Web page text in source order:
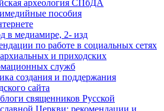
археология СПбДА
пособия
в медиамире, 2- изд
по работе в социальных сетях
и приходских
служб
создания и поддержания
сайта
священников Русской